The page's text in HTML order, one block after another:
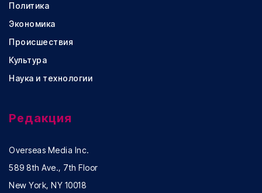
Политика
Экономика
Происшествия
Культура
Наука и технологии
Редакция
Overseas Media Inc.
589 8th Ave., 7th Floor
New York, NY 10018